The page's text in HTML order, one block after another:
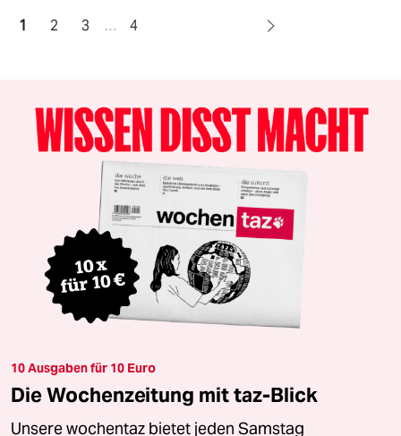
1 2 3 … 4
10 Ausgaben für 10 Euro
Die Wochenzeitung mit taz-Blick
Unsere wochentaz bietet jeden Samstag